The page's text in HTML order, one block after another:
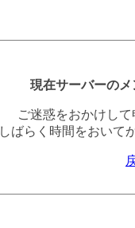
現在サーバーのメ
ご迷惑をおかけして
しばらく時間をおいて